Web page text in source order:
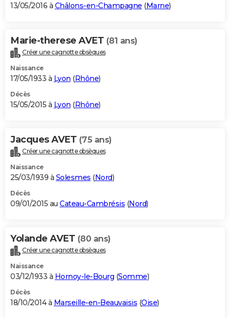
13/05/2016 à Châlons-en-Champagne (Marne)
Marie-therese AVET (81 ans)
Créer une cagnotte obsèques
Naissance
17/05/1933 à Lyon (Rhône)
Décès
15/05/2015 à Lyon (Rhône)
Jacques AVET (75 ans)
Créer une cagnotte obsèques
Naissance
25/03/1939 à Solesmes (Nord)
Décès
09/01/2015 au Cateau-Cambrésis (Nord)
Yolande AVET (80 ans)
Créer une cagnotte obsèques
Naissance
03/12/1933 à Hornoy-le-Bourg (Somme)
Décès
18/10/2014 à Marseille-en-Beauvaisis (Oise)